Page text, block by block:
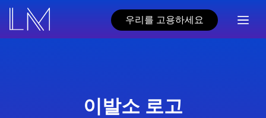
우리를 고용하세요
이발소 로고